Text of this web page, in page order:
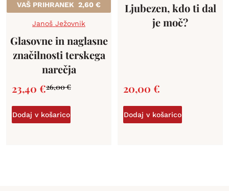
VAŠ PRIHRANEK 2,60 €
Janoš Ježovnik
Glasovne in naglasne
značilnosti terskega
narečja
26,00€
23,40 €
Dodaj v košarico
Ljubezen, kdo ti dal
je moč?
20,00 €
Dodaj v košarico